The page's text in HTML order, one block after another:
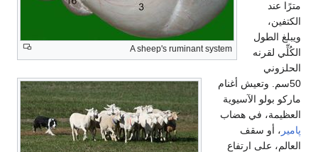
A sheep's ruminant system
مترًا عند
الكتفين،
ويبلغ الطول
الكُلِّي لقرنه
الحلزوني
50سم. وتعيش أغنام
ماركو بولو الآسيوية
العظيمة، في هضاب
پامير ، أو سقف
العالم، على ارتفاع